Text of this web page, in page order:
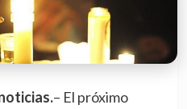
– El próximo